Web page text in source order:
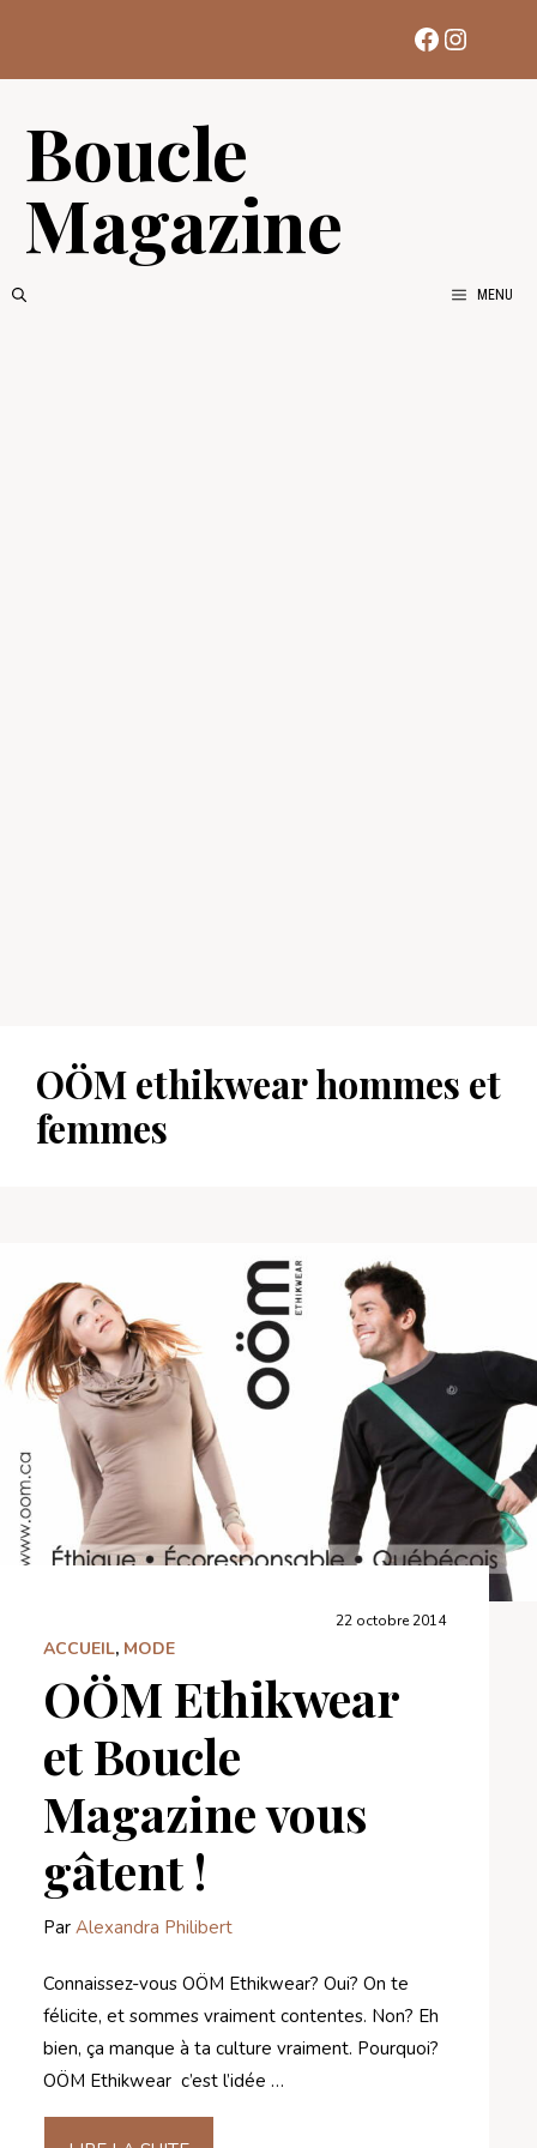
contenu
Facebook
Boucle
Magazine
MENU
OÖM ethikwear hommes et
femmes
22 octobre 2014
ACCUEIL, MODE
OÖM Ethikwear
et Boucle
Magazine vous
gâtent !
Par Alexandra Philibert
Connaissez-vous OÖM Ethikwear? Oui? On te
félicite, et sommes vraiment contentes. Non? Eh
bien, ça manque à ta culture vraiment. Pourquoi?
OÖM Ethikwear c’est l’idée …